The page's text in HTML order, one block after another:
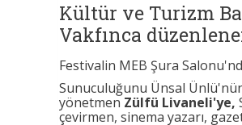
Kültür ve Turizm
Vakfınca
Festivalin MEB Şura
Sunuculuğunu Ünsal
yönetmen Zülfü Livaneli'ye,
çevirmen, sinema yazarı,